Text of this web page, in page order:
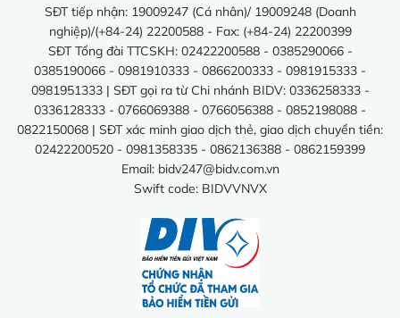
SĐT tiếp nhận: 19009247 (Cá nhân)/ 19009248 (Doanh
nghiệp)/(+84-24) 22200588 - Fax: (+84-24) 22200399
SĐT Tổng đài TTCSKH: 02422200588 - 0385290066 -
0385190066 - 0981910333 - 0866200333 - 0981915333 -
0981951333 | SĐT gọi ra từ Chi nhánh BIDV: 0336258333 -
0336128333 - 0766069388 - 0766056388 - 0852198088 -
0822150068 | SĐT xác minh giao dịch thẻ, giao dịch chuyển tiền:
02422200520 - 0981358335 - 0862136388 - 0862159399
Email: bidv247@bidv.com.vn
Swift code: BIDVVNVX